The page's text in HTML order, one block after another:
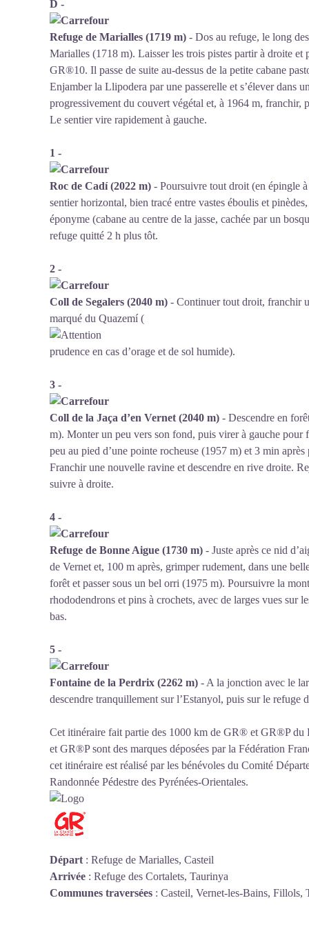
D -
Refuge de Marialles (1719 m) - Dos au refuge, le long
Marialles (1718 m). Laisser les trois pistes partir à droite
GR®10. Il passe de suite au-dessus de la petite cabane
Enjamber la Llipodera par une passerelle et s’élever dans
progressivement du couvert végétal et, à 1964 m, franchir,
Le sentier vire rapidement à gauche.
1 -
Roc de Cadí (2022 m) - Poursuivre tout droit (en épingle
sentier horizontal, bien tracé entre vastes éboulis et
éponyme (cabane au centre de la jasse, cachée par un
refuge quitté 2 h plus tôt.
2 -
Coll de Segalers (2040 m) - Continuer tout droit, franchir
marqué du Quazemí (
prudence en cas d’orage et de sol humide).
3 -
Coll de la Jaça d’en Vernet (2040 m) - Descendre en
m). Monter un peu vers son fond, puis virer à gauche pour
peu au pied d’une pointe rocheuse (1957 m) et 3 min
Franchir une nouvelle ravine et descendre en rive droite.
suivre à droite.
4 -
Refuge de Bonne Aigue (1730 m) - Juste après ce nid
de Vernet et, 100 m après, grimper rudement, dans une
forêt et passer sous un bel orri (1975 m). Poursuivre la
rhododendrons et pins à crochets, avec de larges vues sur
bas.
5 -
Fontaine de la Perdrix (2262 m) - A la jonction avec le
descendre tranquillement sur l’Estanyol, puis sur le refuge
Cet itinéraire fait partie des 1000 km de GR® et GR®P du
et GR®P sont des marques déposées par la Fédération
cet itinéraire est réalisé par les bénévoles du Comité
Randonnée Pédestre des Pyrénées-Orientales.
Départ : Refuge de Marialles, Casteil
Arrivée : Refuge des Cortalets, Taurinya
Communes traversées : Casteil, Vernet-les-Bains, Fillols,